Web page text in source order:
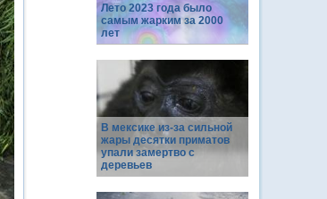
Лето 2023 года было
самым жарким за 2000
лет
В мексике из-за сильной
жары десятки приматов
упали замертво с
деревьев